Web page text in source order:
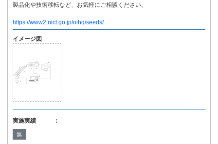
製品化や技術移転など、お気軽にご相談ください。
https://www2.nict.go.jp/oihq/seeds/
イメージ図
実施実績 ：
無